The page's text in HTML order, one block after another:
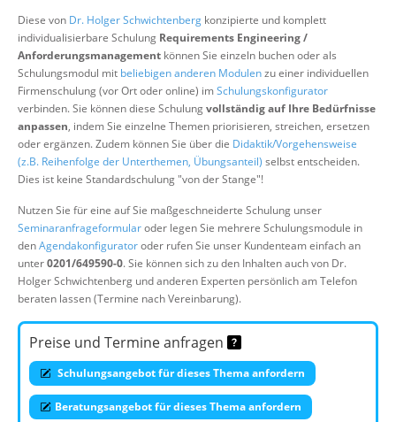
Suche
Diese von Dr. Holger Schwichtenberg konzipierte und komplett
individualisierbare Schulung Requirements Engineering /
Anforderungsmanagement können Sie einzeln buchen oder als
Schulungsmodul mit beliebigen anderen Modulenzu einer individuellen
Firmenschulung (vor Ort oder online) imSchulungskonfigurator
verbinden. Sie können diese Schulungvollständig auf Ihre Bedürfnisse
anpassen, indem Sie einzelne Themen priorisieren, streichen, ersetzen
oder ergänzen. Zudem können Sie über die Didaktik/Vorgehensweise
(z.B. Reihenfolge der Unterthemen, Übungsanteil) selbst entscheiden.
Dies ist keine Standardschulung "von der Stange"!
Nutzen Sie für eine auf Sie maßgeschneiderte Schulung unser
Seminaranfrageformularoder legen Sie mehrere Schulungsmodule in
denAgendakonfiguratoroder rufen Sie unser Kundenteam einfach an
unter0201/649590-0. Sie können sich zu den Inhalten auch von Dr.
Holger Schwichtenberg und anderen Experten persönlich am Telefon
beraten lassen (Termine nach Vereinbarung).
Preise und Termine anfragen
Schulungsangebot für dieses Thema anfordern
Beratungsangebot für dieses Thema anfordern